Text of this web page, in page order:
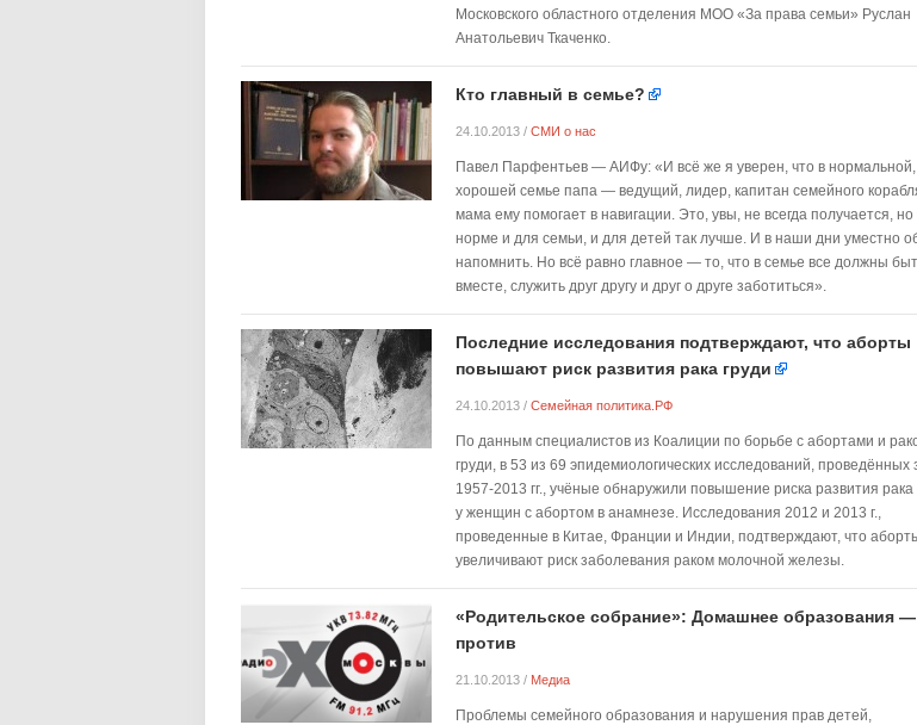
Московского областного отделения МОО «За права семьи» Руслан
Анатольевич Ткаченко.
Кто главный в семье?
24.10.2013 / СМИ о нас
Павел Парфентьев — АИФу: «И всё же я уверен, что в нормальной,
хорошей семье папа — ведущий, лидер, капитан семейного
мама ему помогает в навигации. Это, увы, не всегда получается, но
норме и для семьи, и для детей так лучше. И в наши дни уместно
напомнить. Но всё равно главное — то, что в семье все должны
вместе, служить друг другу и друг о друге заботиться».
Последние исследования подтверждают, что аборты
повышают риск развития рака груди
24.10.2013 / Семейная политика.РФ
По данным специалистов из Коалиции по борьбе с абортами и
груди, в 53 из 69 эпидемиологических исследований, проведённых
1957-2013 гг., учёные обнаружили повышение риска развития рака
у женщин с абортом в анамнезе. Исследования 2012 и 2013 г.,
проведенные в Китае, Франции и Индии, подтверждают, что
увеличивают риск заболевания раком молочной железы.
«Родительское собрание»: Домашнее образования —
против
21.10.2013 / Медиа
Проблемы семейного образования и нарушения прав детей,